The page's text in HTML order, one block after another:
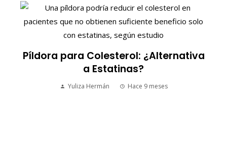
Píldora para Colesterol: ¿Alternativa
a Estatinas?
Yuliza Hermán Hace 9 meses